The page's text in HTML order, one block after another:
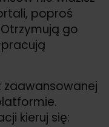
poproś
go
zaawansowanej
kieruj się: